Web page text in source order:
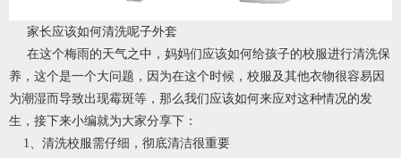
家长应该如何清洗呢子外套
在这个梅雨的天气之中，妈妈们应该如何给孩子的校服进行清洗保
养，这个是一个大问题，因为在这个时候，校服及其他衣物很容易因
为潮湿而导致出现霉斑等，那么我们应该如何来应对这种情况的发
生，接下来小编就为大家分享下：
1、清洗校服需仔细，彻底清洁很重要